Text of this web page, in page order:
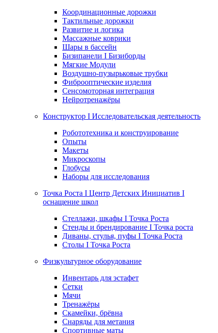
Координационные дорожки
Тактильные дорожки
Развитие и логика
Массажные коврики
Шары в бассейн
Бизипанели I Бизиборды
Мягкие Модули
Воздушно-пузырьковые трубки
Фиброоптические изделия
Сенсомоторная интеграция
Нейротренажёры
Конструктор I Исследовательская деятельность
Робототехника и конструирование
Опыты
Макеты
Микроскопы
Глобусы
Наборы для исследования
Точка Роста I Центр Детских Инициатив I
оснащение школ
Стеллажи, шкафы I Точка Роста
Стенды и брендирование I Точка роста
Диваны, стулья, пуфы I Точка Роста
Столы I Точка Роста
Физкультурное оборудование
Инвентарь для эстафет
Сетки
Мячи
Тренажёры
Скамейки, брёвна
Снаряды для метания
Спортивные маты